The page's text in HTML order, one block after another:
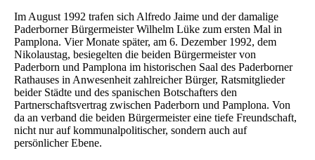
Im August 1992 trafen sich Alfredo Jaime und der damalige
Paderborner Bürgermeister Wilhelm Lüke zum ersten Mal in
Pamplona. Vier Monate später, am 6. Dezember 1992, dem
Nikolaustag, besiegelten die beiden Bürgermeister von
Paderborn und Pamplona im historischen Saal des Paderborner
Rathauses in Anwesenheit zahlreicher Bürger, Ratsmitglieder
beider Städte und des spanischen Botschafters den
Partnerschaftsvertrag zwischen Paderborn und Pamplona. Von
da an verband die beiden Bürgermeister eine tiefe Freundschaft,
nicht nur auf kommunalpolitischer, sondern auch auf
persönlicher Ebene.